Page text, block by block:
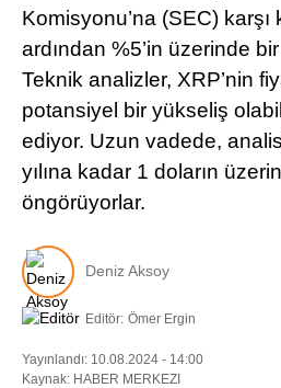
Komisyonu’na (SEC) karşı
ardından %5’in üzerinde
Teknik analizler, XRP’nin
potansiyel bir yükseliş
ediyor. Uzun vadede,
yılına kadar 1 doların
öngörüyorlar.
Deniz Aksoy
Editör: Ömer Ergin
Yayınlandı: 10.08.2024 - 14:00
Kaynak: HABER MERKEZI